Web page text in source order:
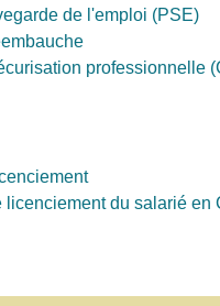
de l'emploi (PSE)
professionnelle
licenciement du salarié en